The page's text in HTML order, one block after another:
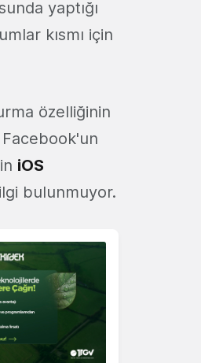
yaptığı
kısmı için
özelliğinin
Facebook'un
iOS
bulunmuyor.